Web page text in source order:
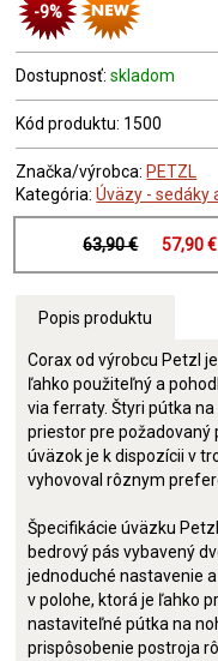
-9%
Dostupnosť:skladom
Kód produktu: 1500
Značka/výrobca: PETZL
Kategória: Úväzy - sedáky
63,90 € 57,90 €
Popis produktu
Corax od výrobcu Petzl
ľahko použiteľný a
via ferraty. Štyri pútka
priestor pre požadovaný
úväzok je k dispozícii v
vyhovoval rôznym
Špecifikácie úväzku
bedrový pás vybavený
jednoduché nastavenie
v polohe, ktorá je ľahko
nastaviteľné pútka na
prispôsobenie postroja